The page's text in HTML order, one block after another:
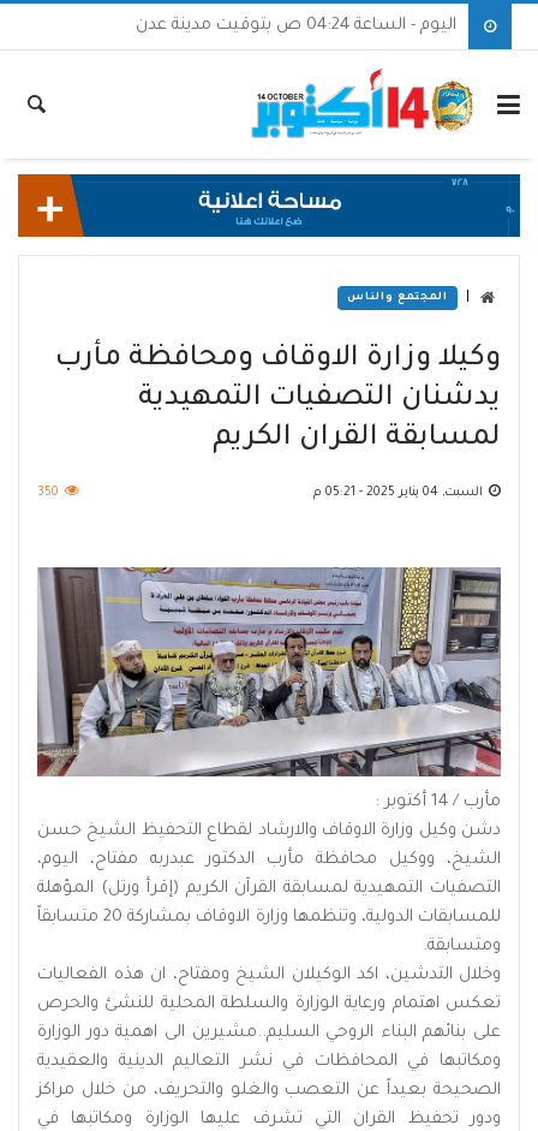
اليوم - الساعة 04:24 ص بتوقيت مدينة عدن
المجتمع والناس
وكيلا وزارة الاوقاف ومحافظة مأرب
يدشنان التصفيات التمهيدية
لمسابقة القران الكريم
السبت, 04 يناير 2025 - 05:21 م 350
مأرب / 14 أكتوبر :
دشن وكيل وزارة الاوقاف والارشاد لقطاع التحفيظ الشيخ حسن
الشيخ، ووكيل محافظة مأرب الدكتور عبدربه مفتاح، اليوم،
التصفيات التمهيدية لمسابقة القرآن الكريم (إقرأ ورتل) المؤهلة
للمسابقات الدولية، وتنظمها وزارة الاوقاف بمشاركة 20 متسابقاً
ومتسابقة.
وخلال التدشين، اكد الوكيلان الشيخ ومفتاح، ان هذه الفعاليات
تعكس اهتمام ورعاية الوزارة والسلطة المحلية للنشئ والحرص
على بنائهم البناء الروحي السليم..مشيرين الى اهمية دور الوزارة
ومكاتبها في المحافظات في نشر التعاليم الدينية والعقيدية
الصحيحة بعيداً عن التعصب والغلو والتحريف، من خلال مراكز
ودور تحفيظ القران التي تشرف عليها الوزارة ومكاتبها في